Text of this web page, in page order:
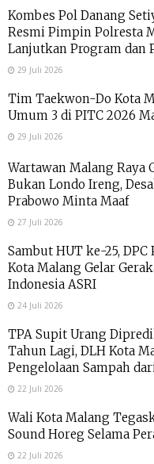
Kombes Pol Danang
Resmi Pimpin Polresta
Lanjutkan Program dan
29 Juli 2026
Tim Taekwon-Do Kota
Umum 3 di PITC 2026
29 Juli 2026
Wartawan Malang Raya
Bukan Londo Ireng,
Prabowo Minta Maaf
27 Juli 2026
Sambut HUT ke-25,
Kota Malang Gelar
Indonesia ASRI
24 Juli 2026
TPA Supit Urang
Tahun Lagi, DLH Kota
Pengelolaan Sampah
22 Juli 2026
Wali Kota Malang
Sound Horeg Selama
22 Juli 2026